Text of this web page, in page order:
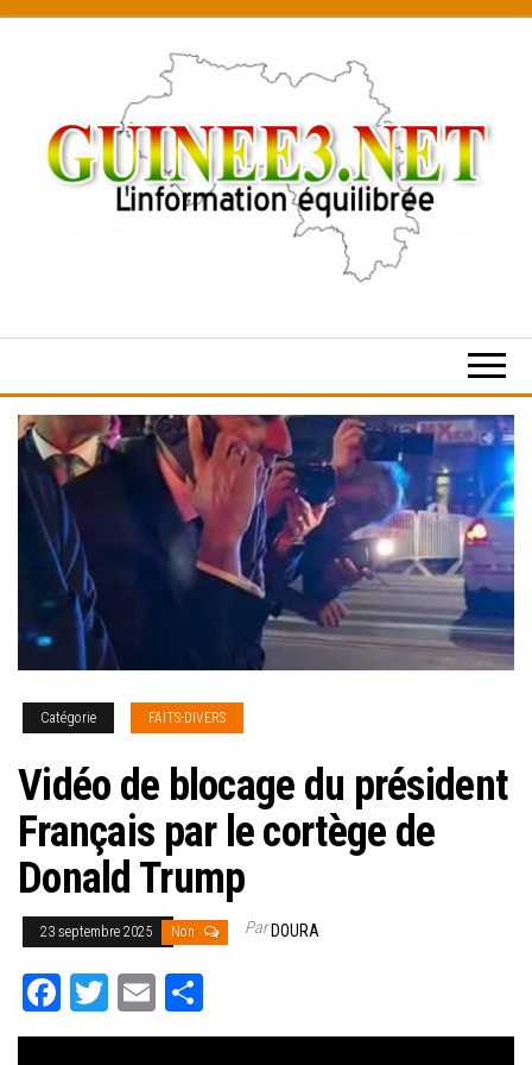
content
Catégorie FAITS-DIVERS
Vidéo de blocage du président
Français par le cortège de
Donald Trump
23 septembre 2025 Non ParDOURA
Fa
ce
T
wi
E
m rt